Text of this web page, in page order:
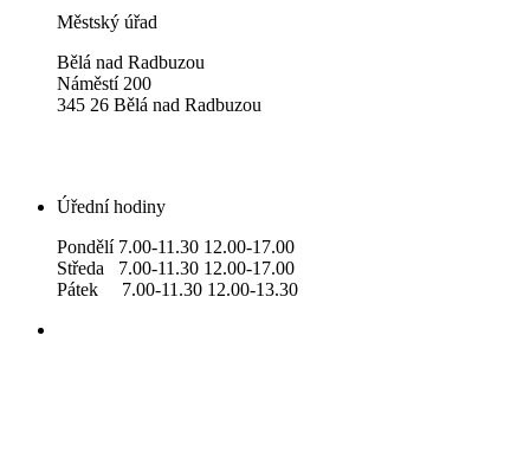
Městský úřad
Bělá nad Radbuzou
Náměstí 200
345 26 Bělá nad Radbuzou
Úřední hodiny
Pondělí 7.00-11.30 12.00-17.00
Středa 7.00-11.30 12.00-17.00
Pátek 7.00-11.30 12.00-13.30